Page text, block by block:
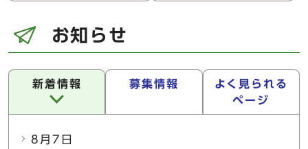
お知らせ
新着情報 募集情報
よく見られる
ページ
8月7日